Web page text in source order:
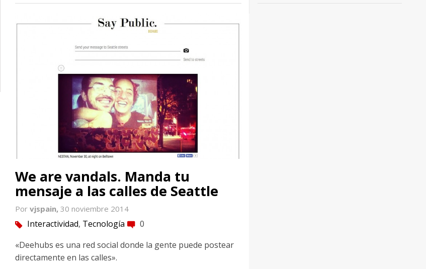
We are vandals. Manda tu
mensaje a las calles de Seattle
Por vjspain, 30 noviembre 2014
tag Interactividad, Tecnología comment 0
«Deehubs es una red social donde la gente puede postear
directamente en las calles».